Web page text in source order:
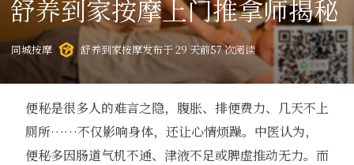
舒养到家按摩上门推拿师揭秘
同城按摩 舒养到家按摩发布于 29 天前57 次阅读
便秘是很多人的难言之隐，腹胀、排便费力、几天不上
厕所……不仅影响身体，还让心情烦躁。中医认为，
便秘多因肠道气机不通、津液不足或脾虚推动无力。而